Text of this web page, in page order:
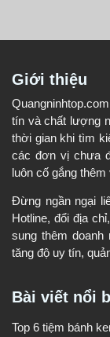
Giới thiệu
tín và chất lượng
thời gian khi tìm
các đơn vị chưa
luôn cố gắng
Đừng ngần ngại
Hotline, đổi địa
sung thêm doanh
tăng độ uy tín,
Bài viết nổi
Top 6 tiệm bánh